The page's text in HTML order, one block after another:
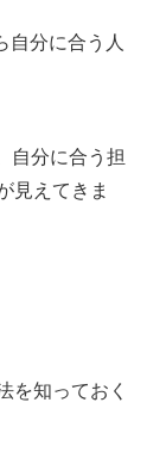
自分に合う人
自分に合う担
見えてきま
を知っておく